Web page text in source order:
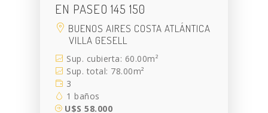
EN PASEO 145 150
BUENOS AIRES COSTA ATLÁNTICA
VILLA GESELL
Sup. cubierta: 60.00m²
Sup. total: 78.00m²
3
1 baños
U$S 58.000